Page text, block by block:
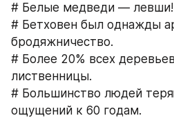
# Белые медведи — левши!
# Бетховен был однажды
бродяжничество.
# Более 20% всех
лиственницы.
# Большинство людей
ощущений к 60 годам.